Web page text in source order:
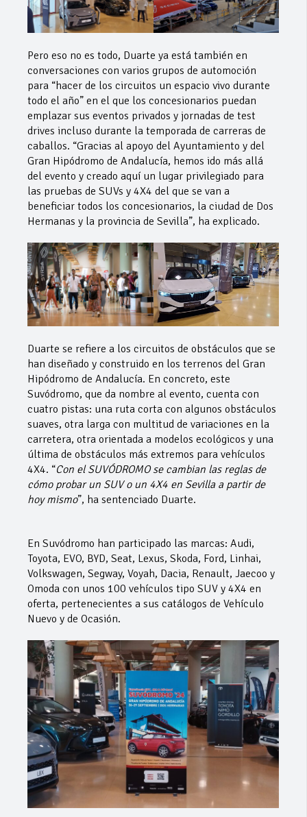
Pero eso no es todo, Duarte ya está también en
conversaciones con varios grupos de automoción
para “hacer de los circuitos un espacio vivo durante
todo el año” en el que los concesionarios puedan
emplazar sus eventos privados y jornadas de test
drives incluso durante la temporada de carreras de
caballos. “Gracias al apoyo del Ayuntamiento y del
Gran Hipódromo de Andalucía, hemos ido más allá
del evento y creado aquí un lugar privilegiado para
las pruebas de SUVs y 4X4 del que se van a
beneficiar todos los concesionarios, la ciudad de Dos
Hermanas y la provincia de Sevilla”, ha explicado.
Duarte se refiere a los circuitos de obstáculos que se
han diseñado y construido en los terrenos del Gran
Hipódromo de Andalucía. En concreto, este
Suvódromo, que da nombre al evento, cuenta con
cuatro pistas: una ruta corta con algunos obstáculos
suaves, otra larga con multitud de variaciones en la
carretera, otra orientada a modelos ecológicos y una
última de obstáculos más extremos para vehículos
4X4. “Con el SUVÓDROMO se cambian las reglas de
cómo probar un SUV o un 4X4 en Sevilla a partir de
hoy mismo”, ha sentenciado Duarte.
En Suvódromo han participado las marcas: Audi,
Toyota, EVO, BYD, Seat, Lexus, Skoda, Ford, Linhai,
Volkswagen, Segway, Voyah, Dacia, Renault, Jaecoo y
Omoda con unos 100 vehículos tipo SUV y 4X4 en
oferta, pertenecientes a sus catálogos de Vehículo
Nuevo y de Ocasión.